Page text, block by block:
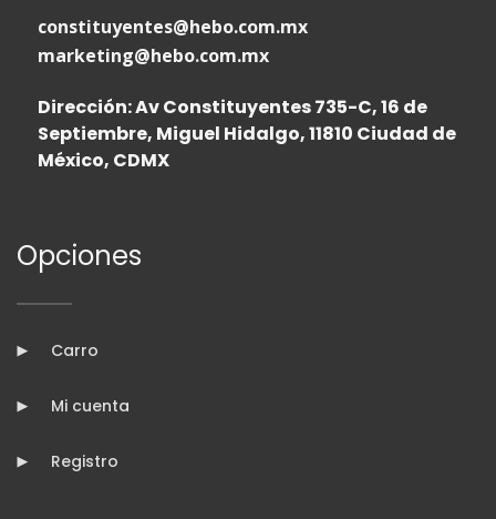
constituyentes@hebo.com.mx
marketing@hebo.com.mx
Dirección: Av Constituyentes 735-C, 16 de
Septiembre, Miguel Hidalgo, 11810 Ciudad de
México, CDMX
Opciones
Carro
Mi cuenta
Registro